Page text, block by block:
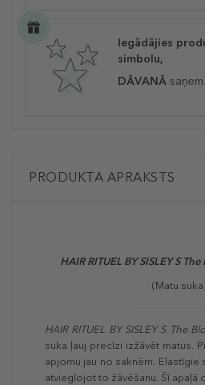
Iegādājies
simbolu,
DĀVANĀ
PRODUKTA APRAKSTS
HAIR RITUEL BY SISLEY S
(Matu
HAIR RITUEL BY SISLEY S The
suka ļauj precīzi izžāvēt matus.
apjomu jau no saknēm. Elastīgie
atvieglojot to žāvēšanu. Šī apaļā